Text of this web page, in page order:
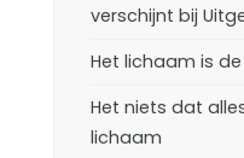
verschijnt bij
Het lichaam is
Het niets dat
lichaam